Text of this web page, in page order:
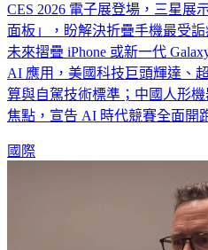
CES 2026 電子展登場，三星展
面板」，盼解決折疊手機最受
未來摺疊 iPhone 或新一代
AI 應用，美國科技巨頭輝達、
算與自駕技術標準；中國人形
焦點，宣告 AI 時代競賽全面開
國際